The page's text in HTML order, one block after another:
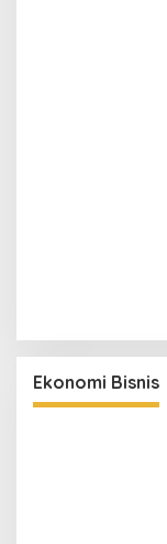
Ekonomi Bisnis